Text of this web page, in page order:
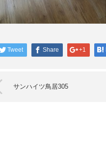
Tweet Share +1
サンハイツ鳥居305